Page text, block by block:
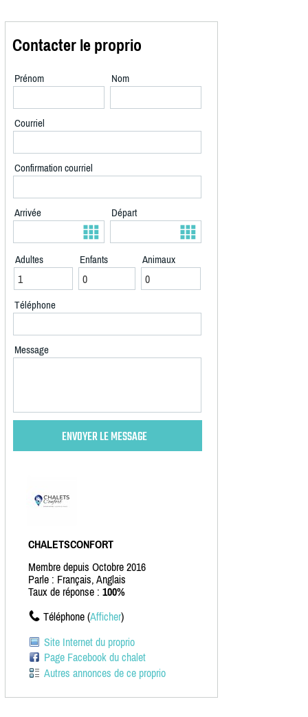
Contacter le proprio
Prénom Nom
Courriel
Confirmation courriel
Arrivée Départ
Adultes Enfants Animaux
Téléphone
Message
CHALETSCONFORT
Membre depuis Octobre 2016
Parle : Français, Anglais
Taux de réponse : 100%
Téléphone (Afficher)
Site Internet du proprio
Page Facebook du chalet
Autres annonces de ce proprio